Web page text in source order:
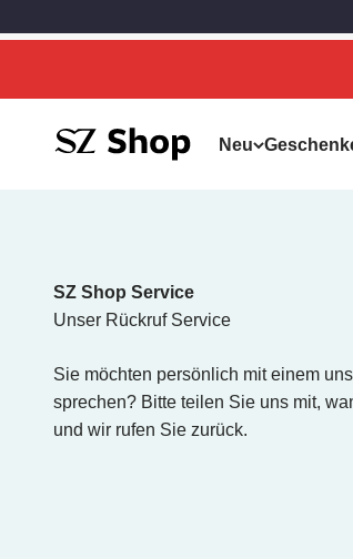
Neu
SZ Erleben
SZ Shop Service
Unser Rückruf Service
Sie möchten persönlich mit einem
sprechen? Bitte teilen Sie uns mit,
und wir rufen Sie zurück.